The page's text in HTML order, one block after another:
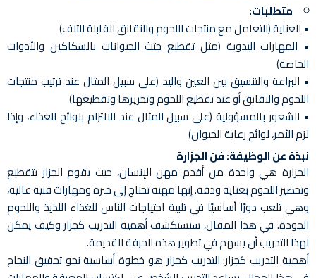
متطلبات:
• العناية (التعامل مع منتجات اللحوم والنقانق القابلة للتلف)
• المهارات اليدوية (مثل تقطيع جثث الحيوانات بالسكاكين والأدوات
الخاصة)
• البراعة والتنسيق بين العين واليد (على سبيل المثال عند ترتيب منتجات
اللحوم والنقانق أو عند تقطيع اللحوم وتحريرها وتقطيعها)
• الشعور بالمسؤولية (على سبيل المثال عند الالتزام بلوائح الغذاء، وإذا
لزم الأمر، لوائح رعاية الحيوان)
نبذة عن الوظيفة: فن الجزارة
الجزارة هي واحدة من أقدم مهن الإنسان، حيث يقوم الجزار بتقطيع
وتحضير اللحوم بعناية ودقة. إنها مهنة تحتاج إلى خبرة ومهارات فنية عالية،
وهي تلعب دورًا أساسيًا في تلبية احتياجات الناس للغذاء اللذيذ واللحوم
الجودة. في هذا المقال، سنستكشف أهمية التدريب كجزار وكيف يمكن
لهذا التدريب أن يسهم في تطوير هذه الحرفة القديمة.
أهمية التدريب كجزار: التدريب كجزار هو خطوة أساسية نحو تحقيق النجاح